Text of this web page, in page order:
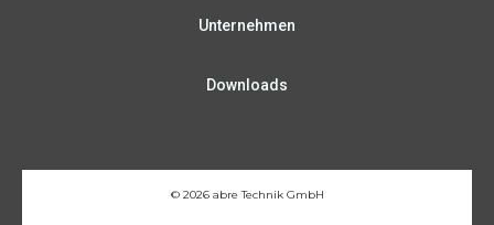
Unternehmen
Downloads
© 2026 abre Technik GmbH